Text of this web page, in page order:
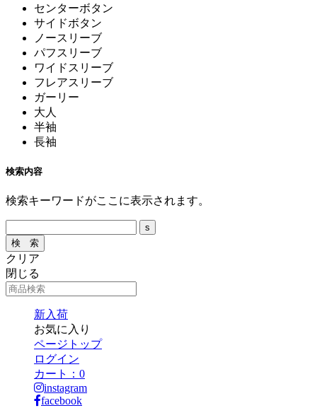
センターボタン
サイドボタン
ノースリーブ
パフスリーブ
ワイドスリーブ
フレアスリーブ
ガーリー
大人
半袖
長袖
検索内容
検索キーワードがここに表示されます。
クリア
閉じる
新入荷
お気に入り
ページトップ
ログイン
カート： 0
instagram
facebook